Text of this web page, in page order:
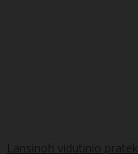
Lansinoh vidutinio